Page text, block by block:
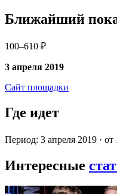
Ближайший
100–610 ₽
3 апреля 2019
Сайт площадки
Где идет
Период: 3 апреля 2019 · от
Интересные